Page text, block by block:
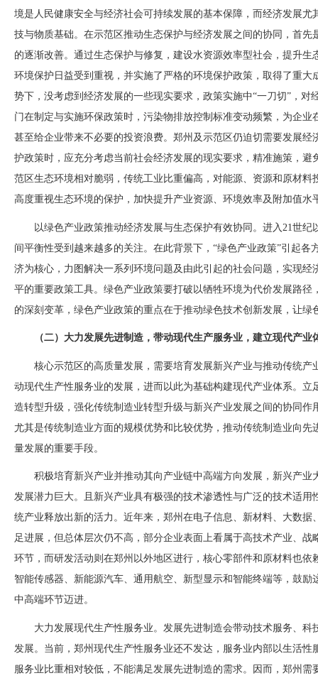
境是人民健康安全与经济社会可持续发展的基本保障，而经济发展
技与物质基础。在示范区推动生态保护与经济发展之间的协同，首
的逐渐改善。通过生态保护与修复，建设水资源效率型社会，提升
环境保护日益受到重视，并实施了严格的环境保护政策，取得了重
势下，没考虑到经济发展的一些现实要求，政策实施中“一刀切”，对
门在制定与实施环保政策时，污染物排放控制标准变动频繁，为企
甚至给企业带来不必要的投资浪费。郑州及示范区仍迫切需要发展
护政策时，应充分考虑当前社会经济发展的现实要求，精准施策，避
范区生态环境相对脆弱，传统工业比重偏高，对能源、资源和原材
高度重视生态环境的保护，加快提升产业资源、环境效率及附加值水
以绿色产业政策推动经济发展与生态保护有效协同。进入 21世纪
间平衡性受到越来越多的关注。在此背景下，“绿色产业政策”引起
济为核心，力图解决一系列环境问题及由此引起的社会问题，实现
平的重要政策工具。绿色产业政策要打破以牺牲环境为代价发展路
的深刻变革，绿色产业政策的重点在于推动绿色技术创新发展，让
（二）大力发展先进制造，带动现代生产服务业，建立现代产业
核心示范区的高质量发展，需要培育发展新兴产业与推动传统
动现代生产性服务业的发展，进而以此为基础构建现代产业体系。
造转型升级，强化传统制造业转型升级与新兴产业发展之间的协同
尤其是传统制造业方面的规模优势和比较优势，推动传统制造业向
量发展的重要手段。
积极培育新兴产业并推动其向产业链中高端方向发展，新兴产
发展潜力巨大。且新兴产业具有极强的技术渗透性与广泛的技术适
统产业释放出新的活力。近年来，郑州在电子信息、新材料、大数据
足进展，但总体层次仍不高，部分企业表面上看属于高技术产业、
环节，而研发活动则在郑州以外地区进行，核心零部件和原材料也
智能传感器、新能源汽车、通用航空、新型显示和智能终端等，鼓
中高端环节迈进。
大力发展现代生产性服务业。发展先进制造会带动技术服务、
发展。当前，郑州现代生产性服务业还不发达，服务业内部以生活
服务业比重相对较低，不能满足发展先进制造的需求。因而，郑州